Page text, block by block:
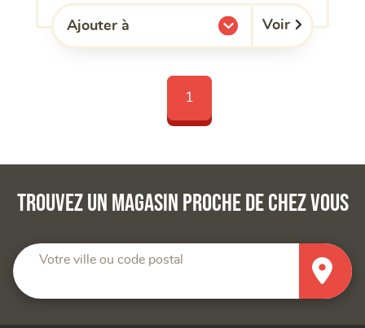
Ajouter à
l'une de mes listes. Voir
1
Trouvez un magasin proche de chez vous
Votre ville ou code postal